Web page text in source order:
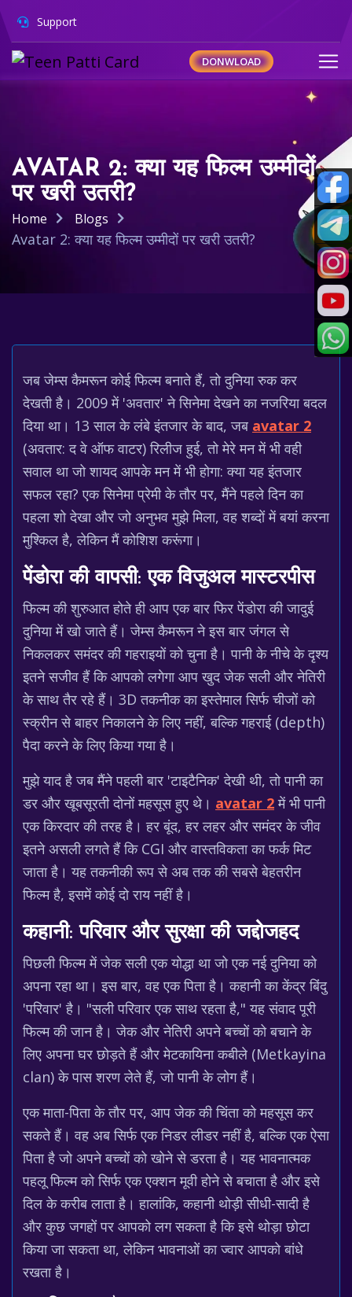
Support
DONWLOAD
AVATAR 2: क्या यह फिल्म उम्मीदों
पर खरी उतरी?
Home Blogs
Avatar 2: क्या यह फिल्म उम्मीदों पर खरी उतरी?
जब जेम्स कैमरून कोई फिल्म बनाते हैं, तो दुनिया रुक कर
देखती है। 2009 में 'अवतार' ने सिनेमा देखने का नजरिया बदल
दिया था। 13 साल के लंबे इंतजार के बाद, जब avatar 2
(अवतार: द वे ऑफ वाटर) रिलीज हुई, तो मेरे मन में भी वही
सवाल था जो शायद आपके मन में भी होगा: क्या यह इंतजार
सफल रहा? एक सिनेमा प्रेमी के तौर पर, मैंने पहले दिन का
पहला शो देखा और जो अनुभव मुझे मिला, वह शब्दों में बयां करना
मुश्किल है, लेकिन मैं कोशिश करूंगा।
पेंडोरा की वापसी: एक विजुअल मास्टरपीस
फिल्म की शुरुआत होते ही आप एक बार फिर पेंडोरा की जादुई
दुनिया में खो जाते हैं। जेम्स कैमरून ने इस बार जंगल से
निकलकर समंदर की गहराइयों को चुना है। पानी के नीचे के दृश्य
इतने सजीव हैं कि आपको लगेगा आप खुद जेक सली और नेतिरी
के साथ तैर रहे हैं। 3D तकनीक का इस्तेमाल सिर्फ चीजों को
स्क्रीन से बाहर निकालने के लिए नहीं, बल्कि गहराई (depth)
पैदा करने के लिए किया गया है।
मुझे याद है जब मैंने पहली बार 'टाइटैनिक' देखी थी, तो पानी का
डर और खूबसूरती दोनों महसूस हुए थे। avatar 2में भी पानी
एक किरदार की तरह है। हर बूंद, हर लहर और समंदर के जीव
इतने असली लगते हैं कि CGI और वास्तविकता का फर्क मिट
जाता है। यह तकनीकी रूप से अब तक की सबसे बेहतरीन
फिल्म है, इसमें कोई दो राय नहीं है।
कहानी: परिवार और सुरक्षा की जद्दोजहद
पिछली फिल्म में जेक सली एक योद्धा था जो एक नई दुनिया को
अपना रहा था। इस बार, वह एक पिता है। कहानी का केंद्र बिंदु
'परिवार' है। "सली परिवार एक साथ रहता है," यह संवाद पूरी
फिल्म की जान है। जेक और नेतिरी अपने बच्चों को बचाने के
लिए अपना घर छोड़ते हैं और मेटकायिना कबीले (Metkayina
clan) के पास शरण लेते हैं, जो पानी के लोग हैं।
एक माता-पिता के तौर पर, आप जेक की चिंता को महसूस कर
सकते हैं। वह अब सिर्फ एक निडर लीडर नहीं है, बल्कि एक ऐसा
पिता है जो अपने बच्चों को खोने से डरता है। यह भावनात्मक
पहलू फिल्म को सिर्फ एक एक्शन मूवी होने से बचाता है और इसे
दिल के करीब लाता है। हालांकि, कहानी थोड़ी सीधी-सादी है
और कुछ जगहों पर आपको लग सकता है कि इसे थोड़ा छोटा
किया जा सकता था, लेकिन भावनाओं का ज्वार आपको बांधे
रखता है।